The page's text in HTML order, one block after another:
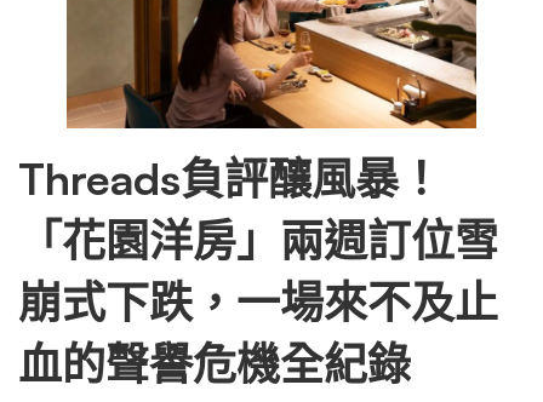
即
時
處
理，
Threads負評釀風暴！
「花園洋房」兩週訂位雪
崩式下跌，一場來不及止
血的聲譽危機全紀錄